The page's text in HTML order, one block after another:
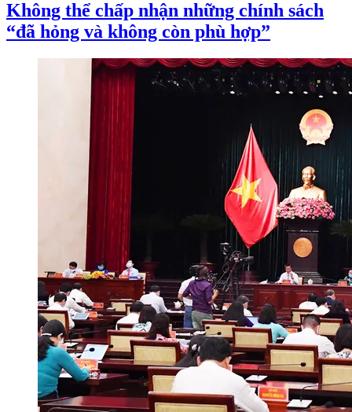
Không thể chấp nhận những chính sách
“đã hỏng và không còn phù hợp”